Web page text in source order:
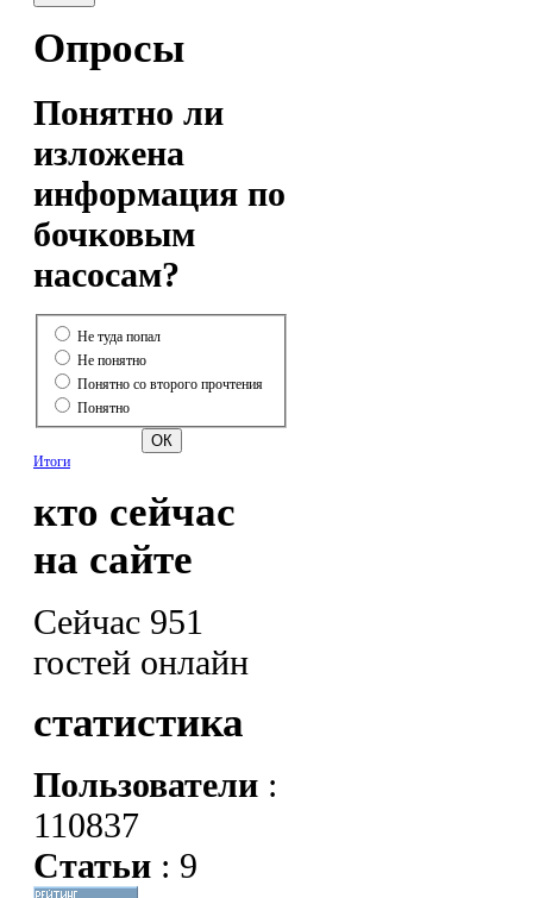
Опросы
Понятно ли
изложена
информация по
бочковым
насосам?
Не туда попал
Не понятно
Понятно со второго прочтения
Понятно
Итоги
кто сейчас
на сайте
Сейчас 951
гостей онлайн
статистика
Пользователи :
110837
Статьи : 9